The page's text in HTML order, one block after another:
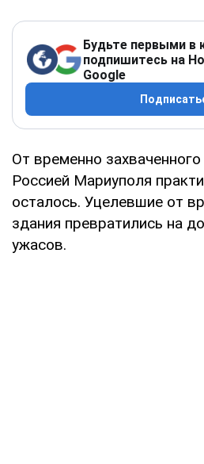
Будьте первыми в
подпишитесь на
Google
От временно
Россией Мариуполя
осталось. Уцелевшие от
здания превратились на
ужасов.